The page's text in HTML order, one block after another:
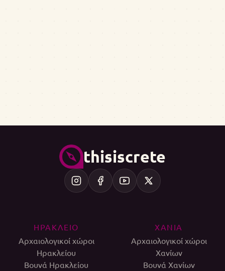
thisiscrete
ΗΡΑΚΛΕΙΟ
Αρχαιολογικοί χώροι
Ηρακλείου
Βουνά Ηρακλείου
ΧΑΝΙΑ
Αρχαιολογικοί χώροι
Χανίων
Βουνά Χανίων